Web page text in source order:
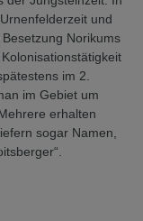
und
Norikums
im 2.
im Gebiet um
erhalten
sogar Namen,